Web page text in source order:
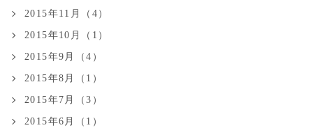
2015年11月（4）
2015年10月（1）
2015年9月（4）
2015年8月（1）
2015年7月（3）
2015年6月（1）